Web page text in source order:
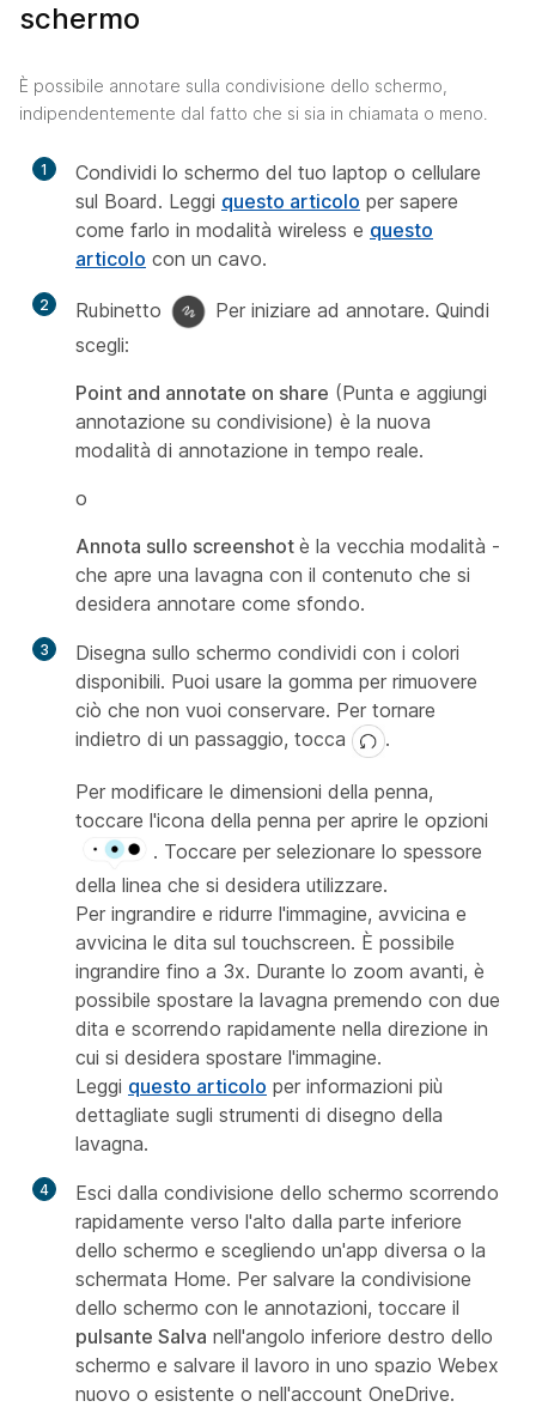
schermo
È possibile annotare sulla condivisione dello schermo,
indipendentemente dal fatto che si sia in chiamata o meno.
1
Condividi lo schermo del tuo laptop o cellulare
sul Board. Leggi questo articolo per sapere
come farlo in modalità wireless e questo
articolo con un cavo.
2 Rubinetto
Per iniziare ad annotare. Quindi
scegli:
Point and annotate on share (Punta e aggiungi
annotazione su condivisione) è la nuova
modalità di annotazione in tempo reale.
o
Annota sullo screenshot è la vecchia modalità -
che apre una lavagna con il contenuto che si
desidera annotare come sfondo.
3
Disegna sullo schermo condividi con i colori
disponibili. Puoi usare la gomma per rimuovere
ciò che non vuoi conservare. Per tornare
indietro di un passaggio, tocca
.
Per modificare le dimensioni della penna,
toccare l'icona della penna per aprire le opzioni
. Toccare per selezionare lo spessore
della linea che si desidera utilizzare.
Per ingrandire e ridurre l'immagine, avvicina e
avvicina le dita sul touchscreen. È possibile
ingrandire fino a 3x. Durante lo zoom avanti, è
possibile spostare la lavagna premendo con due
dita e scorrendo rapidamente nella direzione in
cui si desidera spostare l'immagine.
Leggi questo articolo per informazioni più
dettagliate sugli strumenti di disegno della
lavagna.
4
Esci dalla condivisione dello schermo scorrendo
rapidamente verso l'alto dalla parte inferiore
dello schermo e scegliendo un'app diversa o la
schermata Home. Per salvare la condivisione
dello schermo con le annotazioni, toccare il
pulsante Salva nell'angolo inferiore destro dello
schermo e salvare il lavoro in uno spazio Webex
nuovo o esistente o nell'account OneDrive.